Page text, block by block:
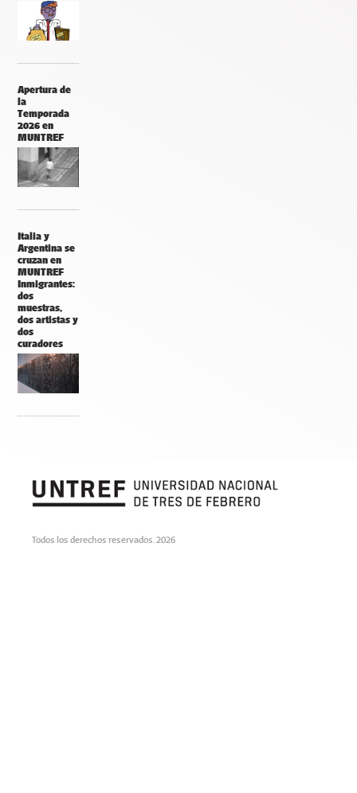
Apertura de
la
Temporada
2026 en
MUNTREF
Italia y
Argentina se
cruzan en
MUNTREF
Inmigrantes:
dos
muestras,
dos artistas y
dos
curadores
Todos los derechos reservados. 2026